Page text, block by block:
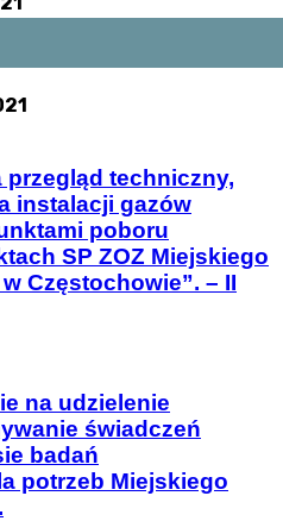
przegląd techniczny,
instalacji gazów
poboru
SP ZOZ Miejskiego
Częstochowie”. – II
na udzielenie
świadczeń
badań
potrzeb Miejskiego